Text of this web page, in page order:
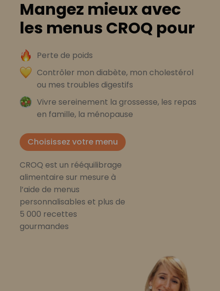
Mangez mieux avec
les menus CROQ pour
Perte de poids
Contrôler mon diabète, mon cholestérol
ou mes troubles digestifs
Vivre sereinement la grossesse, les repas
en famille, la ménopause
Choisissez votre menu
CROQ est un rééquilibrage
alimentaire sur mesure à
l’aide de menus
personnalisables et plus de
5 000 recettes
gourmandes